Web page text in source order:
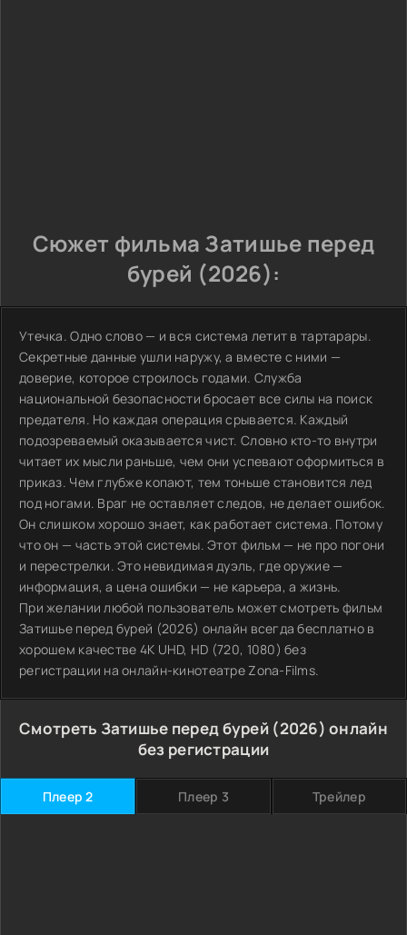
Сюжет фильма Затишье перед
бурей (2026):
Утечка. Одно слово — и вся система летит в тартарары.
Секретные данные ушли наружу, а вместе с ними —
доверие, которое строилось годами. Служба
национальной безопасности бросает все силы на поиск
предателя. Но каждая операция срывается. Каждый
подозреваемый оказывается чист. Словно кто-то внутри
читает их мысли раньше, чем они успевают оформиться в
приказ. Чем глубже копают, тем тоньше становится лед
под ногами. Враг не оставляет следов, не делает ошибок.
Он слишком хорошо знает, как работает система. Потому
что он — часть этой системы. Этот фильм — не про погони
и перестрелки. Это невидимая дуэль, где оружие —
информация, а цена ошибки — не карьера, а жизнь.
При желании любой пользователь может смотреть фильм
Затишье перед бурей (2026) онлайн всегда бесплатно в
хорошем качестве 4K UHD, HD (720, 1080) без
регистрации на онлайн-кинотеатре Zona-Films.
Смотреть Затишье перед бурей (2026) онлайн
без регистрации
Плеер 2 Плеер 3 Трейлер